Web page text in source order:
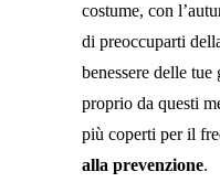
costume, con
di preoccuparti
benessere delle
proprio da questi
più coperti per il
alla prevenzione.